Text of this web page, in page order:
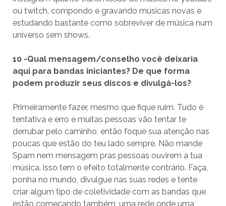
ou twitch, compondo e gravando músicas novas e
estudando bastante como sobreviver de música num
universo sem shows.
10 -Qual mensagem/conselho você deixaria
aqui para bandas iniciantes? De que forma
podem produzir seus discos e divulgá-los?
Primeiramente fazer, mesmo que fique ruim. Tudo é
tentativa e erro e muitas pessoas vão tentar te
derrubar pelo caminho, então foque sua atenção nas
poucas que estão do teu lado sempre. Não mande
Spam nem mensagem pras pessoas ouvirem a tua
música, isso tem o efeito totalmente contrário. Faça,
ponha no mundo, divulgue nas suas redes e tente
criar algum tipo de coletividade com as bandas que
estão começando também, uma rede onde uma